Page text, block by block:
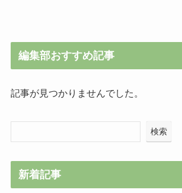
編集部おすすめ記事
記事が見つかりませんでした。
検索
新着記事